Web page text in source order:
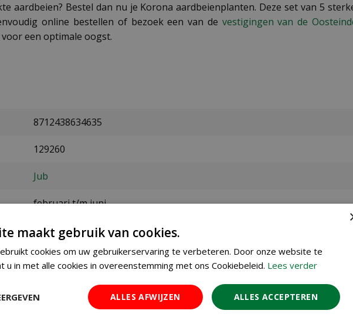
aardbeien? Bestel dan nu je Korona aardbeienplanten. Deze set van 5
online bestellen of bezoek een van de vestigingen van de
een optimale oogst.
8712438634635
129260
Jub
februari t/m juni
Juni
I
maakt gebruik van cookies.
cookies om uw gebruikerservaring te verbeteren. Door onze website te
u in met alle cookies in overeenstemming met ons Cookiebeleid. Lees verder
ALLES ACCEPTEREN
ALLES AFWIJZEN